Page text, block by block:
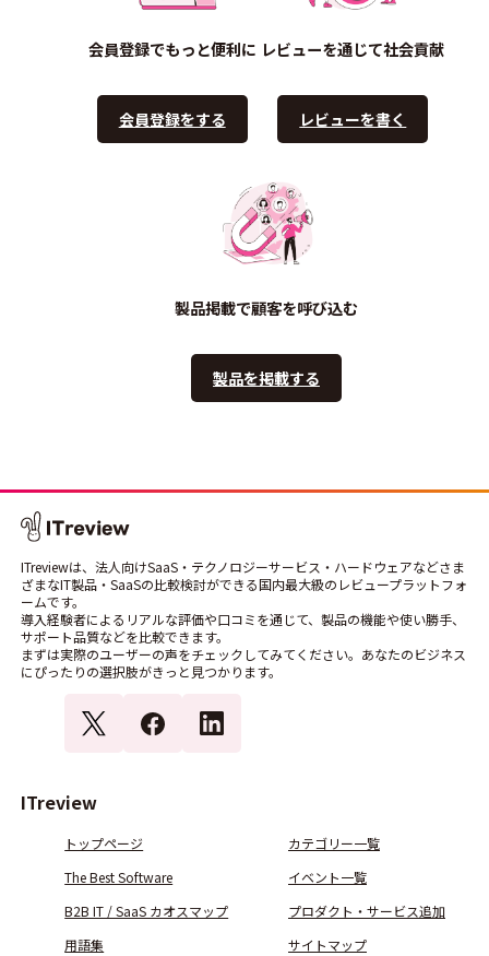
会員登録でもっと便利に
会員登録をする
レビューを通じて社会貢献
レビューを書く
製品掲載で顧客を呼び込む
製品を掲載する
ITreviewは、法人向けSaaS・テクノロジーサービス・ハードウェアなどさま
ざまなIT製品・SaaSの比較検討ができる国内最大級のレビュープラットフォ
ームです。
導入経験者によるリアルな評価や口コミを通じて、製品の機能や使い勝手、
サポート品質などを比較できます。
まずは実際のユーザーの声をチェックしてみてください。あなたのビジネス
にぴったりの選択肢がきっと見つかります。
ITreview
トップページ
カテゴリー一覧
The Best Software
イベント一覧
B2B IT / SaaS カオスマップ
プロダクト・サービス追加
用語集
サイトマップ